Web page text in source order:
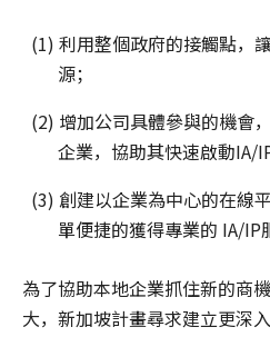
(1) 利用整個政府的接觸點，
源；
(2) 增加公司具體參與的機會
企業，協助其快速啟動IA/
(3) 創建以企業為中心的在線
單便捷的獲得專業的 IA/IP
為了協助本地企業抓住新的商
大，新加坡計畫尋求建立更深